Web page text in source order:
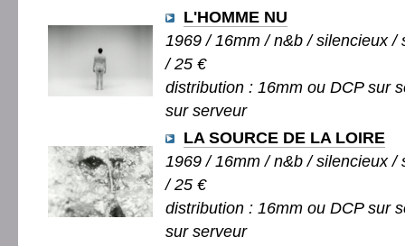
L'HOMME NU
1969 / 16mm / n&b / silencieux /
/ 25 €
distribution : 16mm ou DCP sur
sur serveur
LA SOURCE DE LA LOIRE
1969 / 16mm / n&b / silencieux /
/ 25 €
distribution : 16mm ou DCP sur
sur serveur